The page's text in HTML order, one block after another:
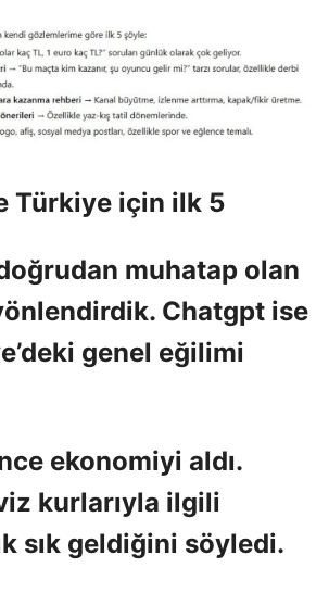
Türkiye için ilk 5
muhatap olan
Chatgpt ise
genel eğilimi
ekonomiyi aldı.
kurlarıyla ilgili
sık geldiğini söyledi.